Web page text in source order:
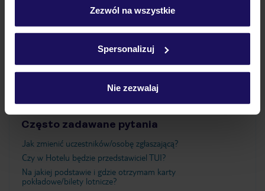
Szczegółowe informacje o plikach cookie znajdziesz
Zezwól na wszystkie
Spersonalizuj
Nie zezwalaj
Atrakcje
Ważne informacje
Często zadawane pytania
Jak zmienić uczestników/osobę zgłaszającą?
Czy w Hotelu będzie przedstawiciel TUI?
Na jakiej podstawie i gdzie otrzymam karty
pokładowe/bilety lotnicze?